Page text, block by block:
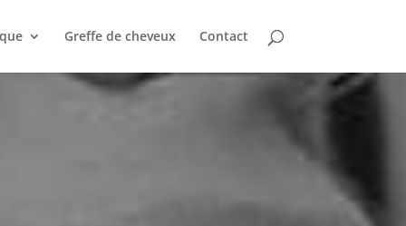
Greffe de cheveux Contact